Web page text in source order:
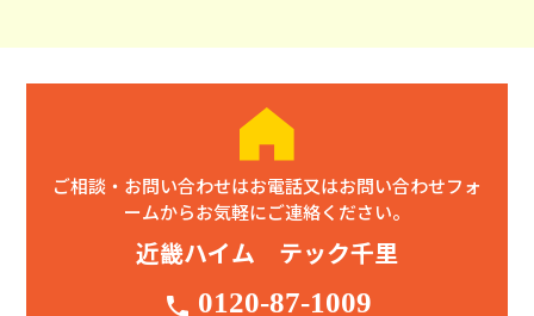
ご相談・お問い合わせはお電話又はお問い合わせフォ
ームからお気軽にご連絡ください。
近畿ハイム テック千里
phone 0120-87-1009